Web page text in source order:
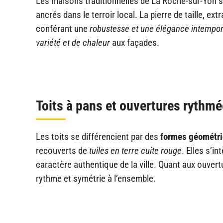
ancrés dans le terroir local. La pierre de taille,
conférant unerobustesse et une élégance
variété et de chaleur aux façades.
Toits à pans et ouvertures
Les toits se différencient par des formes
recouverts detuiles en terre cuite rouge. Elles
caractère authentique de la ville. Quant aux
rythme et symétrie à l’ensemble.